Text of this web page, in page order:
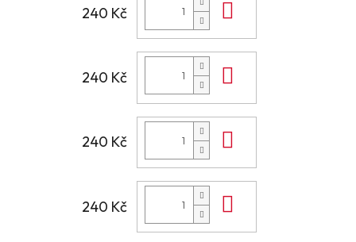
240 Kč
240 Kč
240 Kč
240 Kč